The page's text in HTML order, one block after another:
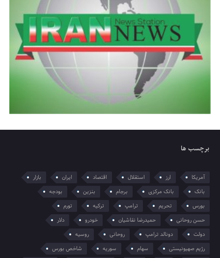
برچسب ها
آمریکا ارز استقلال اقتصاد ایران
بازار
بانک
بانک مرکزی برجام بنزین
بودجه
بورس
تحریم ترامپ ترکیه
تورم
حسن روحانی
حمیدرضا نقاشیان خودرو
دلار
دولت
دونالد ترامپ روحانی
روسیه
رژیم صهیونیستی
سهام سوریه شاخص بورس